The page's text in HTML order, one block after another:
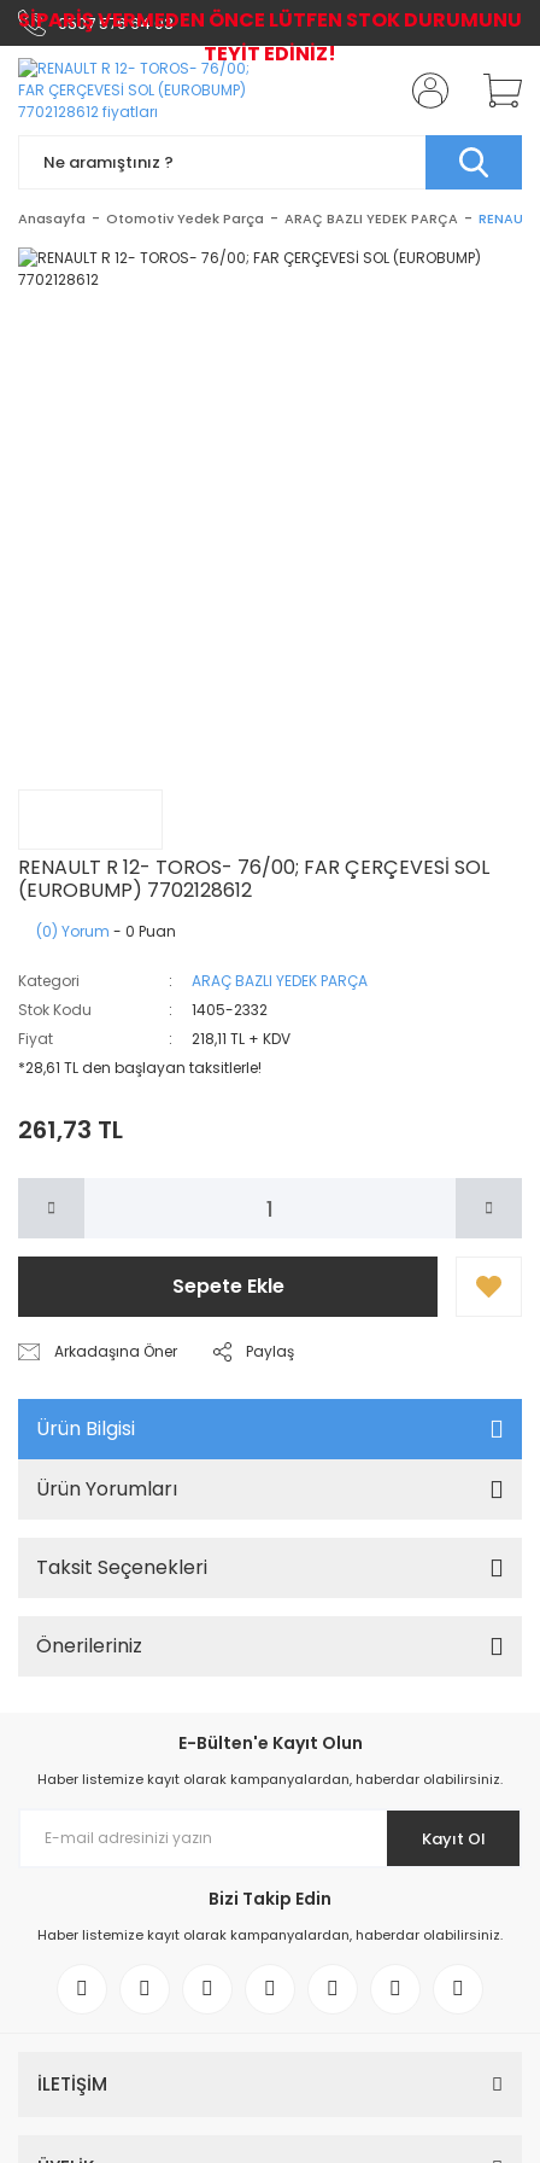
0507 576 64 03
Anasayfa Otomotiv Yedek Parça ARAÇ BAZLI YEDEK PARÇA
RENAULT R 12- TOROS- 76/00; FAR ÇERÇEVESİ SOL
(EUROBUMP) 7702128612
(0) Yorum - 0 Puan
Kategori
ARAÇ BAZLI YEDEK PARÇA
Stok Kodu
1405-2332
Fiyat
218,11 TL + KDV
*28,61 TL den başlayan taksitlerle!
261,73 TL
Sepete Ekle
Arkadaşına Öner Paylaş
Ürün Bilgisi
Ürün Yorumları
Taksit Seçenekleri
Önerileriniz
E-Bülten'e Kayıt Olun
Haber listemize kayıt olarak kampanyalardan, haberdar olabilirsiniz.
Kayıt Ol
Bizi Takip Edin
Haber listemize kayıt olarak kampanyalardan, haberdar olabilirsiniz.
İLETİŞİM
SİPARİŞ VERMEDEN ÖNCE LÜTFEN STOK DURUMUNU
TEYİT EDİNİZ!